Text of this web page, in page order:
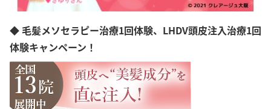
◆ 毛髪メソセラピー治療1回体験、LHDV頭皮注入治療1回
体験キャンペーン！